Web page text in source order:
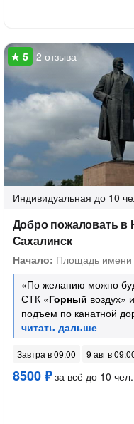
2 отзыва
Индивидуальная до 10
Добро пожаловать
Сахалинск
Начало: Площадь имени
«По желанию можно
СТК «Горный воздух»
подъем по канатной
Завтра в 09:00 9 авг в
8500 ₽за всё до 10 чел.